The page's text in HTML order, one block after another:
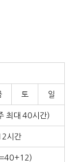
토 일
최대 40시간)
시간